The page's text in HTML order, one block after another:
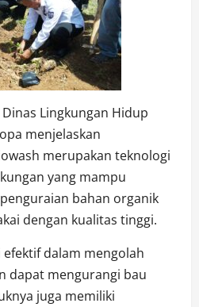
Lingkungan Hidup
menjelaskan
merupakan teknologi
yang mampu
bahan organik
dengan kualitas tinggi.
efektif dalam mengolah
dapat mengurangi bau
juga memiliki